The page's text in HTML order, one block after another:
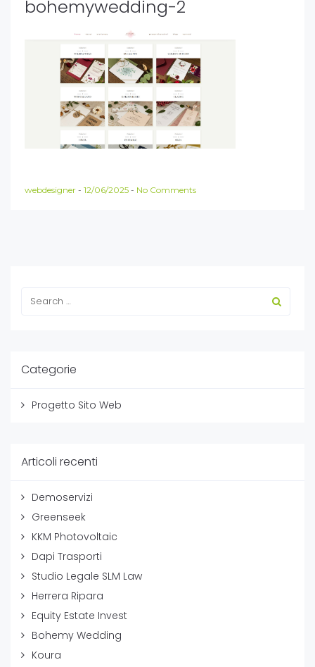
bohemywedding-2
webdesigner - 12/06/2025 - No Comments
Categorie
Progetto Sito Web
Articoli recenti
Demoservizi
Greenseek
KKM Photovoltaic
Dapi Trasporti
Studio Legale SLM Law
Herrera Ripara
Equity Estate Invest
Bohemy Wedding
Koura